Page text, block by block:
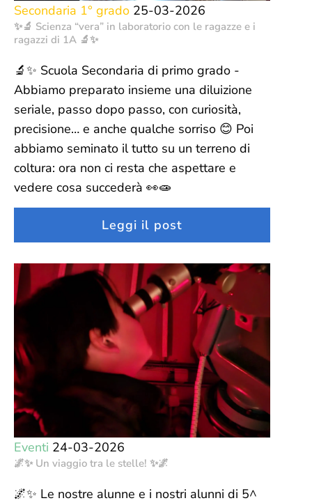
Secondaria 1° grado 25-03-2026
✨🔬 Scienza “vera” in laboratorio con le ragazze e i
ragazzi di 1A 🔬✨
🔬✨ Scuola Secondaria di primo grado -
Abbiamo preparato insieme una diluizione
seriale, passo dopo passo, con curiosità,
precisione… e anche qualche sorriso 😊 Poi
abbiamo seminato il tutto su un terreno di
coltura: ora non ci resta che aspettare e
vedere cosa succederà 👀🧫
Leggi il post
Eventi 24-03-2026
🌌✨ Un viaggio tra le stelle! ✨🌌
🌌✨ Le nostre alunne e i nostri alunni di 5^